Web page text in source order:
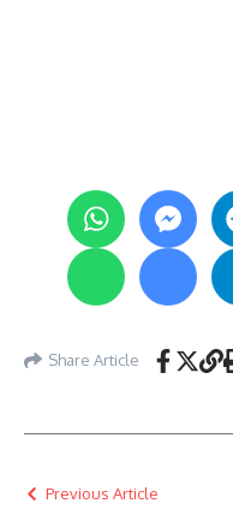
Share Article
Previous Article